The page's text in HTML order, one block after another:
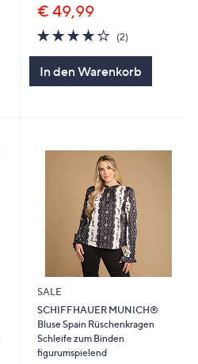
€ 49,99
4.0
von
(2)2
In den Warenkorb
SALE
SCHIFFHAUER MUNICH®
Bluse Spain Rüschenkragen
Schleife zum Binden
figurumspielend